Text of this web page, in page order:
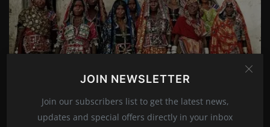
JOIN NEWSLETTER
Join our subscribers list to get the latest news,
updates and special offers directly in your inbox
बंजारा समाज का इतिहास